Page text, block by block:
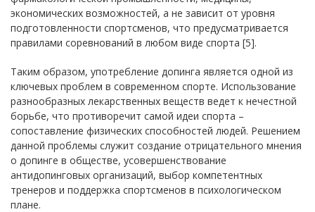
экономических возможностей, а не зависит от уровня
подготовленности спортсменов, что предусматривается
правилами соревнований в любом виде спорта [5].
Таким образом, употребление допинга является одной из
ключевых проблем в современном спорте. Использование
разнообразных лекарственных веществ ведет к нечестной
борьбе, что противоречит самой идеи спорта –
сопоставление физических способностей людей. Решением
данной проблемы служит создание отрицательного мнения
о допинге в обществе, усовершенствование
антидопинговых организаций, выбор компетентных
тренеров и поддержка спортсменов в психологическом
плане.